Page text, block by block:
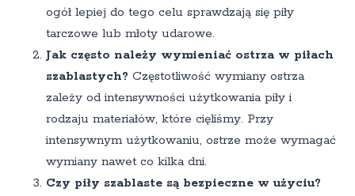
ogół lepiej do tego celu sprawdzają się piły
tarczowe lub młoty udarowe.
Jak często należy wymieniać ostrza w piłach
szablastych? Częstotliwość wymiany ostrza
zależy od intensywności użytkowania piły i
rodzaju materiałów, które cięliśmy. Przy
intensywnym użytkowaniu, ostrze może wymagać
wymiany nawet co kilka dni.
Czy piły szablaste są bezpieczne w użyciu?